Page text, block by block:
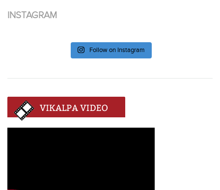
INSTAGRAM
Follow on Instagram